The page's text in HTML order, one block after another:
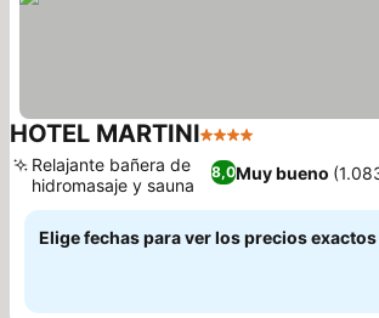
HOTEL MARTINI4 Estrellas
8,0Muy bueno
Relajante bañera de
hidromasaje y sauna
Elige fechas para ver los precios exactos